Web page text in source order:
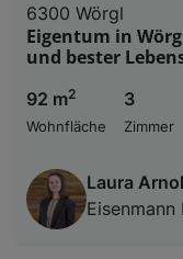
6300 Wörgl
Eigentum in
und bester
92 m2
Wohnfläche
3
Zimmer
Laura